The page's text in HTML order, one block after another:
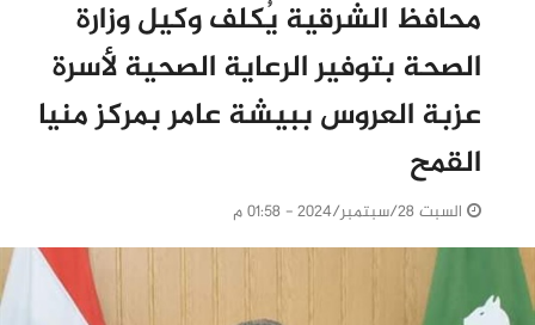
محافظ الشرقية يُكلف وكيل وزارة
الصحة بتوفير الرعاية الصحية لأسرة
عزبة العروس ببيشة عامر بمركز منيا
القمح
السبت 28/سبتمبر/2024 - 01:58 م